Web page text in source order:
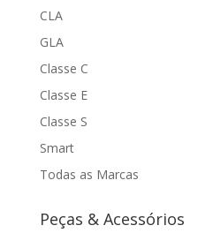
CLA
GLA
Classe C
Classe E
Classe S
Smart
Todas as Marcas
Peças & Acessórios